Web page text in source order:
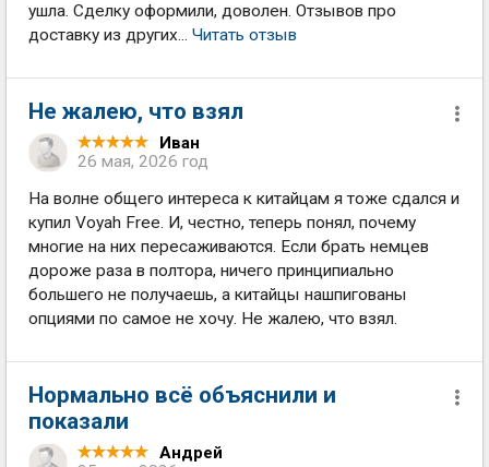
ушла. Сделку оформили, доволен. Отзывов про
доставку из других... Читать отзыв
Не жалею, что взял
Иван
26 мая, 2026 год
На волне общего интереса к китайцам я тоже сдался и
купил Voyah Free. И, честно, теперь понял, почему
многие на них пересаживаются. Если брать немцев
дороже раза в полтора, ничего принципиально
большего не получаешь, а китайцы нашпигованы
опциями по самое не хочу. Не жалею, что взял.
Нормально всё объяснили и
показали
Андрей